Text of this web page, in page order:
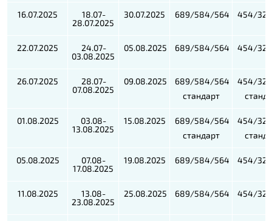
16.07.2025
18.07-
28.07.2025
30.07.2025 689/584/564 454/
22.07.2025
24.07-
03.08.2025
05.08.2025 689/584/564 454/
26.07.2025
28.07-
07.08.2025
09.08.2025
689/584/564
стандарт
454/
01.08.2025
03.08-
13.08.2025
15.08.2025
689/584/564
стандарт
454/
05.08.2025
07.08-
17.08.2025
19.08.2025 689/584/564 454/
11.08.2025
13.08-
23.08.2025
25.08.2025 689/584/564 454/